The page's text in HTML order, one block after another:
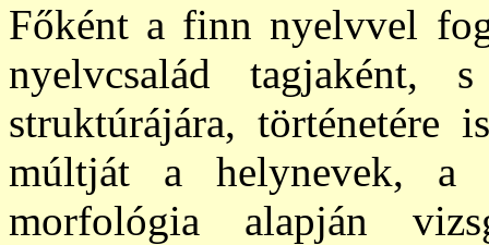
Főként a finn nyelvvel
nyelvcsalád
struktúrájára, történetére
múltját a helynevek, a
morfológia alapján